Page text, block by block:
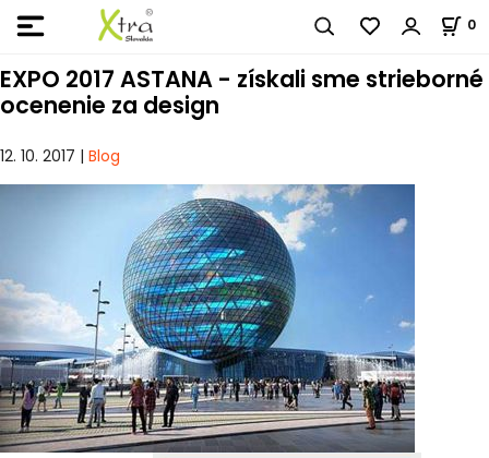
0
EXPO 2017 ASTANA - získali sme strieborné
ocenenie za design
12. 10. 2017 | Blog